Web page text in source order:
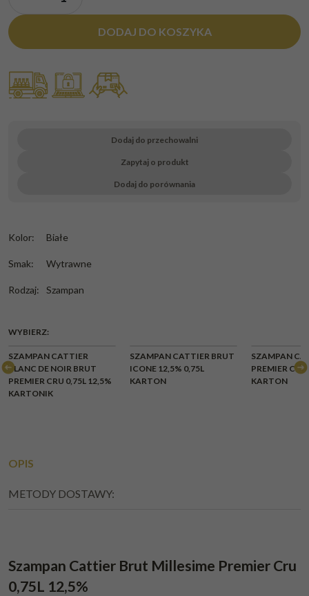
DODAJ DO KOSZYKA
Dodaj do przechowalni
Zapytaj o produkt
Dodaj do porównania
Kolor: Białe
Smak: Wytrawne
Rodzaj: Szampan
WYBIERZ:
SZAMPAN CATTIER
BLANC DE NOIR BRUT
PREMIER CRU 0,75L 12,5%
KARTONIK
SZAMPAN CATTIER BRUT
ICONE 12,5% 0,75L
KARTON
SZAMPAN
PREMIER
KARTON
OPIS
METODY DOSTAWY:
Szampan Cattier Brut Millesime Premier Cru
0,75L 12,5%